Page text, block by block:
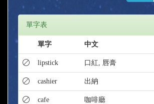
單字表
單字 中文
lipstick 口紅, 唇膏
cashier 出納
cafe 咖啡廳